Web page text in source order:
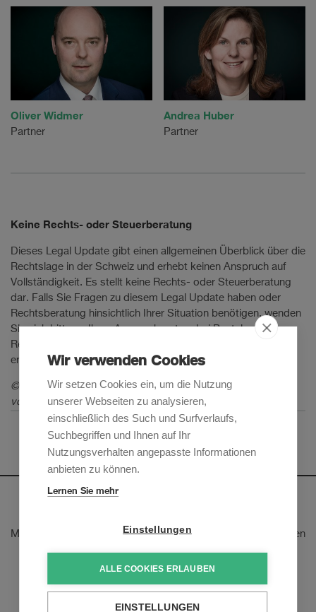
Oliver Widmer
Partner
Andrea Huber
Partner
Keine Rechts- oder Steuerberatung
Dieses Legal Update gibt einen allgemeinen Überblick über die
Rechtslage in der Schweiz und erhebt keinen Anspruch auf
Vollständigkeit. Es stellt keine Rechts- oder Steuerberatung
dar. Falls Sie Fragen zu diesem Legal Update haben oder
Rechtsberatung hinsichtlich Ihrer Situation benötigen, wenden
Sie sich bitte an Ihren Ansprechpartner bei Pestalozzi
Rechtsanwälte AG oder an eine der in diesem Legal Update
erwähnten Kontaktpersonen.
©2024 Pestalozzi Attorneys at Law Ltd. Alle Rechte
vorbehalten.
Melden Sie sich an, um unsere E-Mail-Updates zu den neusten
Jetzt anmelden
Wir verwenden Cookies
Wir setzen Cookies ein, um die Nutzung
unserer Webseiten zu analysieren,
einschließlich des Such und Surfverlaufs,
Suchbegriffen und Ihnen auf Ihr
Nutzungsverhalten angepasste Informationen
anbieten zu können.
Lernen Sie mehr
Einstellungen
ALLE COOKIES ERLAUBEN
EINSTELLUNGEN